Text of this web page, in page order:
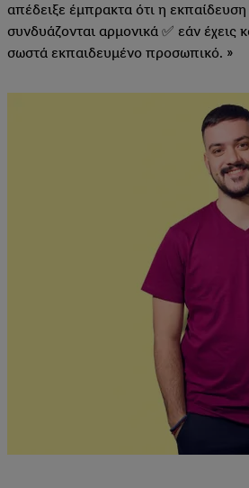
απέδειξε έμπρακτα ότι η εκπαίδευση
συνδυάζονται αρμονικά ✅ εάν έχεις
σωστά εκπαιδευμένο προσωπικό. »